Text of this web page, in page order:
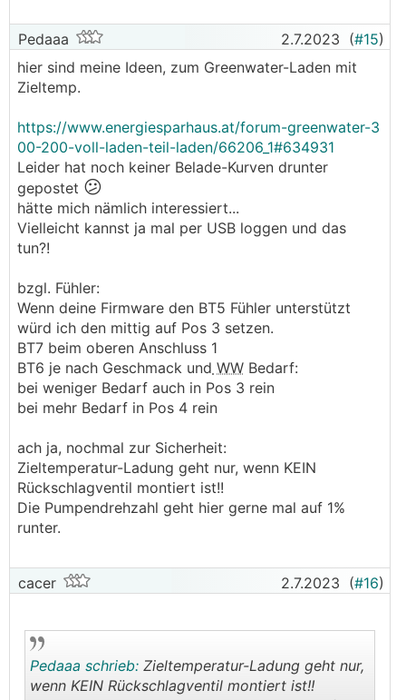
Pedaaa 2.7.2023 (#15)
hier sind meine Ideen, zum Greenwater-Laden mit
Zieltemp.
https://www.energiesparhaus.at/forum-greenwater-3
00-200-voll-laden-teil-laden/66206_1#634931
Leider hat noch keiner Belade-Kurven drunter
gepostet 😕
hätte mich nämlich interessiert...
Vielleicht kannst ja mal per USB loggen und das
tun?!
bzgl. Fühler:
Wenn deine Firmware den BT5 Fühler unterstützt
würd ich den mittig auf Pos 3 setzen.
BT7 beim oberen Anschluss 1
BT6 je nach Geschmack und WW Bedarf:
bei weniger Bedarf auch in Pos 3 rein
bei mehr Bedarf in Pos 4 rein
ach ja, nochmal zur Sicherheit:
Zieltemperatur-Ladung geht nur, wenn KEIN
Rückschlagventil montiert ist!!
Die Pumpendrehzahl geht hier gerne mal auf 1%
runter.
cacer 2.7.2023 (#16)
Pedaaa schrieb: Zieltemperatur-Ladung geht nur,
wenn KEIN Rückschlagventil montiert ist!!